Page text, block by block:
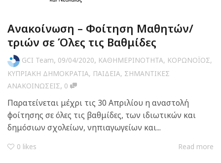
Ανακοίνωση – Φοίτηση Μαθητών/
τριών σε Όλες τις Βαθμίδες
GCI Team, 09/04/2020, ΚΑΘΗΜΕΡΙΝΟΤΗΤΑ, ΚΟΡΩΝΟΪΟΣ,
ΚΥΠΡΙΑΚΗ ΔΗΜΟΚΡΑΤΙΑ, ΠΑΙΔΕΙΑ, ΣΗΜΑΝΤΙΚΕΣ
ΑΝΑΚΟΙΝΩΣΕΙΣ, 0
Παρατείνεται μέχρι τις 30 Απριλίου η αναστολή
φοίτησης σε όλες τις βαθμίδες, των ιδιωτικών και
δημόσιων σχολείων, νηπιαγωγείων και...
0 likes Read more